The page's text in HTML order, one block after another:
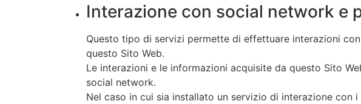
Interazione con social network e
Questo tipo di servizi permette di effettuare interazioni
questo Sito Web.
Le interazioni e le informazioni acquisite da questo Sito
social network.
Nel caso in cui sia installato un servizio di interazione